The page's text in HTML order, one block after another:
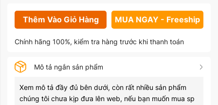
Thêm Vào Giỏ Hàng MUA NGAY - Freeship
Chính hãng 100%, kiểm tra hàng trước khi thanh toán
Mô tả ngắn sản phẩm
Xem mô tả đầy đủ bên dưới, còn rất nhiều sản phẩm
chúng tôi chưa kịp đưa lên web, nếu bạn muốn mua sp